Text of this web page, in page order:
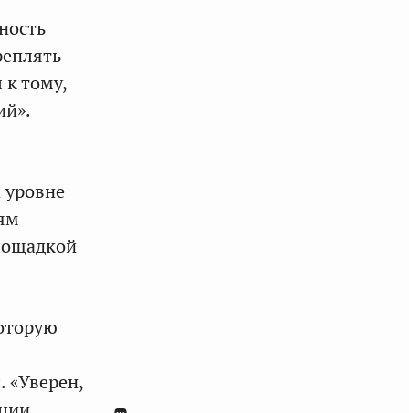
тому,
«Уверен,